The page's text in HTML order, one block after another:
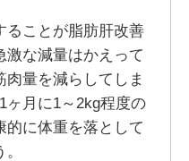
ることが脂肪肝改善
激な減量はかえって
量を減らしてしま
ヶ月に1～2kg程度の
的に体重を落として